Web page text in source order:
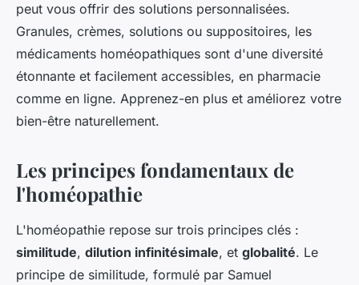
peut vous offrir des solutions personnalisées.
Granules, crèmes, solutions ou suppositoires, les
médicaments homéopathiques sont d'une diversité
étonnante et facilement accessibles, en pharmacie
comme en ligne. Apprenez-en plus et améliorez votre
bien-être naturellement.
Les principes fondamentaux de
l'homéopathie
L'homéopathie repose sur trois principes clés :
similitude, dilution infinitésimale, et globalité. Le
principe de similitude, formulé par Samuel